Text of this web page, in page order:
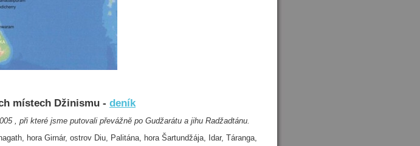
místech Džinismu - deník
, při které jsme putovali převážně po Gudžarátu a jihu Radžadtánu.
hora Girnár, ostrov Diu, Palitána, hora Šartundžája, Idar, Táranga,